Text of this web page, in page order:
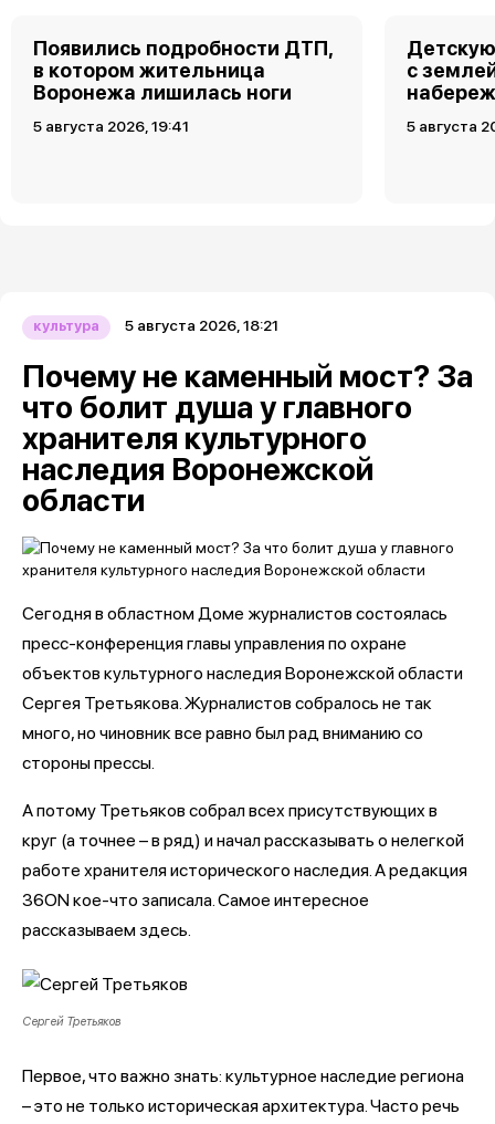
Появились подробности ДТП,
в котором жительница
Воронежа лишилась ноги
5 августа 2026, 19:41
с
5 августа
культура 5 августа 2026, 18:21
Почему не каменный мост? За
что болит душа у главного
хранителя культурного
наследия Воронежской
области
Сегодня в областном Доме журналистов состоялась
пресс-конференция главы управления по охране
объектов культурного наследия Воронежской области
Сергея Третьякова. Журналистов собралось не так
много, но чиновник все равно был рад вниманию со
стороны прессы.
А потому Третьяков собрал всех присутствующих в
круг (а точнее – в ряд) и начал рассказывать о нелегкой
работе хранителя исторического наследия. А редакция
36ON кое-что записала. Самое интересное
рассказываем здесь.
Сергей Третьяков
Первое, что важно знать: культурное наследие региона
– это не только историческая архитектура. Часто речь